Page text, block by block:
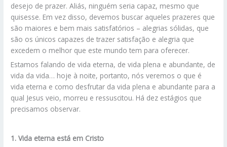
desejo de prazer. Aliás, ninguém seria capaz, mesmo que
quisesse. Em vez disso, devemos buscar aqueles prazeres que
são maiores e bem mais satisfatórios – alegrias sólidas, que
são os únicos capazes de trazer satisfação e alegria que
excedem o melhor que este mundo tem para oferecer.
Estamos falando de vida eterna, de vida plena e abundante, de
vida da vida… hoje à noite, portanto, nós veremos o que é
vida eterna e como desfrutar da vida plena e abundante para a
qual Jesus veio, morreu e ressuscitou. Há dez estágios que
precisamos observar.
1. Vida eterna está em Cristo